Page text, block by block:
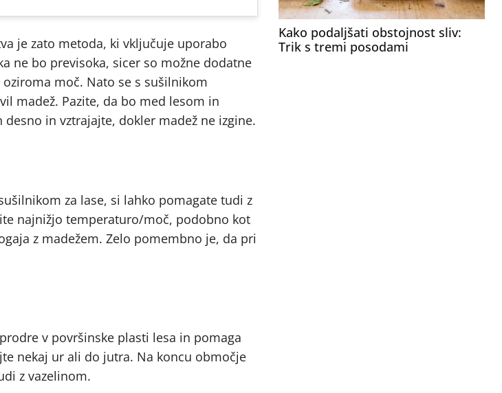
je zato metoda, ki vključuje uporabo
ne bo previsoka, sicer so možne dodatne
moč. Nato se s sušilnikom
madež. Pazite, da bo med lesom in
in vztrajajte, dokler madež ne izgine.
za lase, si lahko pomagate tudi z
najnižjo temperaturo/moč, podobno kot
z madežem. Zelo pomembno je, da pri
v površinske plasti lesa in pomaga
nekaj ur ali do jutra. Na koncu območje
z vazelinom.
Kako podaljšati obstojnost sliv:
Trik s tremi posodami